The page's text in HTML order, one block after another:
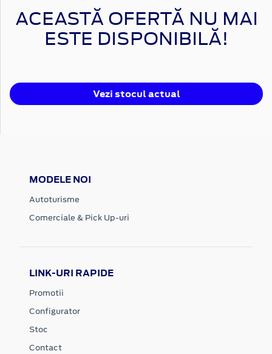
ACEASTĂ OFERTĂ NU MAI
ESTE DISPONIBILĂ!
Vezi stocul actual
MODELE NOI
Autoturisme
Comerciale & Pick Up-uri
LINK-URI RAPIDE
Promotii
Configurator
Stoc
Contact